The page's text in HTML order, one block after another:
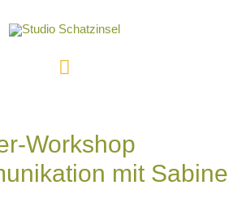
Workshop
mit Sabine